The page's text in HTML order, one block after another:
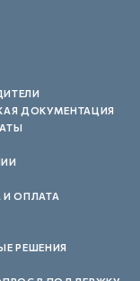
ДОКУМЕНТАЦИЯ
ОПЛАТА
РЕШЕНИЯ